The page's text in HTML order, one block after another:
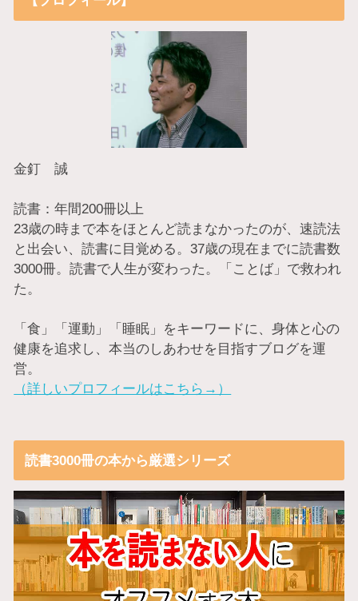
金釘 誠
読書：年間200冊以上
23歳の時まで本をほとんど読まなかったのが、速読法
と出会い、読書に目覚める。37歳の現在までに読書数
3000冊。読書で人生が変わった。「ことば」で救われ
た。
「食」「運動」「睡眠」をキーワードに、身体と心の
健康を追求し、本当のしあわせを目指すブログを運
営。
（詳しいプロフィールはこちら→）
読書3000冊の本から厳選シリーズ